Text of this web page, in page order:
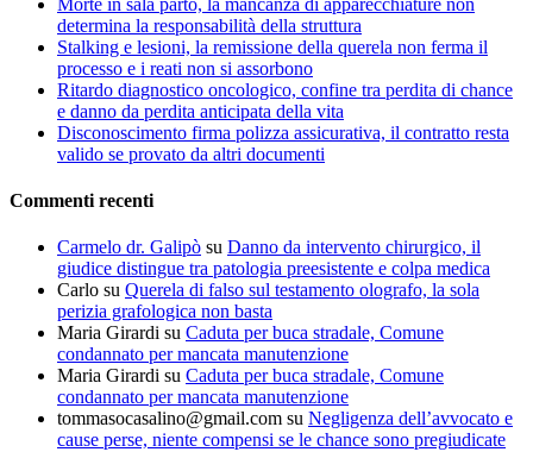
determina la responsabilità della struttura
Stalking e lesioni, la remissione della querela non ferma il
processo e i reati non si assorbono
Ritardo diagnostico oncologico, confine tra perdita di chance
e danno da perdita anticipata della vita
Disconoscimento firma polizza assicurativa, il contratto resta
valido se provato da altri documenti
Commenti recenti
Carmelo dr. Galipò su Danno da intervento chirurgico, il
giudice distingue tra patologia preesistente e colpa medica
Carlo su Querela di falso sul testamento olografo, la sola
perizia grafologica non basta
Maria Girardi su Caduta per buca stradale, Comune
condannato per mancata manutenzione
Maria Girardi su Caduta per buca stradale, Comune
condannato per mancata manutenzione
tommasocasalino@gmail.com su Negligenza dell’avvocato e
cause perse, niente compensi se le chance sono pregiudicate